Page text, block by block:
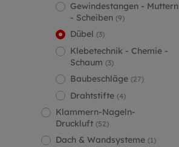
Gewindestangen - Muttern
- Scheiben (9)
Dübel (3)
Klebetechnik - Chemie -
Schaum (3)
Baubeschläge (27)
Drahtstifte (4)
Klammern-Nageln-
Druckluft (52)
Dach & Wandsysteme (1)